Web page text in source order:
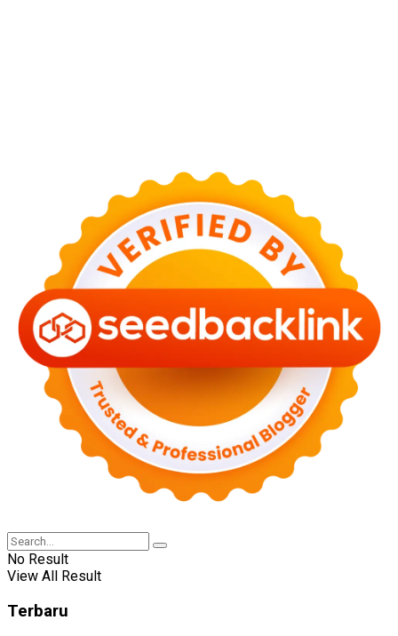
No Result
View All Result
Terbaru